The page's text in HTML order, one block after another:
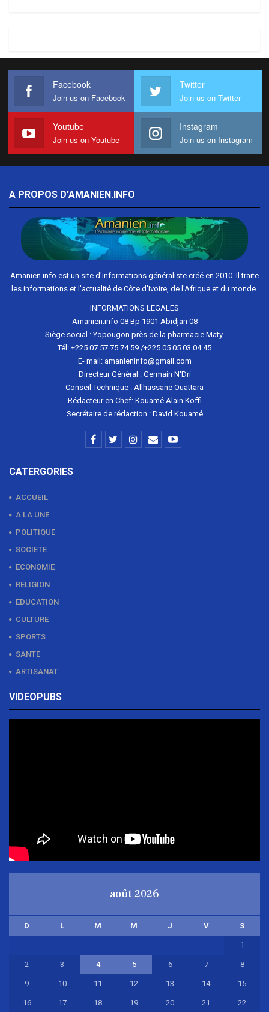
Facebook
Join us on Facebook
Twitter
Join us on Twitter
Youtube
Join us on Youtube
Instagram
Join us on Instagram
A PROPOS D’AMANIEN.INFO
Amanien.info est un site d'informations généraliste créé en 2010. Il traite
les informations et l'actualité de Côte d'Ivoire, de l'Afrique et du monde.
INFORMATIONS LEGALES
Amanien.info 08 Bp 1901 Abidjan 08
Siège social : Yopougon près de la pharmacie Maty.
Tél: +225 07 57 75 74 59 /+225 05 05 03 04 45
E- mail: amanieninfo@gmail.com
Directeur Général : Germain N'Dri
Conseil Technique : Allhassane Ouattara
Rédacteur en Chef: Kouamé Alain Koffi
Secrétaire de rédaction : David Kouamé
CATERGORIES
ACCUEIL
A LA UNE
POLITIQUE
SOCIETE
ECONOMIE
RELIGION
EDUCATION
CULTURE
SPORTS
SANTE
ARTISANAT
VIDEOPUBS
août 2026
D L M M J V S
1
2 3 4 5 6 7 8
9 10 11 12 13 14 15
16 17 18 19 20 21 22